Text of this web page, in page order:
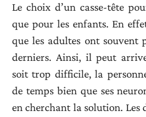
Le choix d’un casse-tête
que pour les enfants. En
que les adultes ont souvent
derniers. Ainsi, il peut
soit trop difficile, la
de temps bien que ses
en cherchant la solution. Les